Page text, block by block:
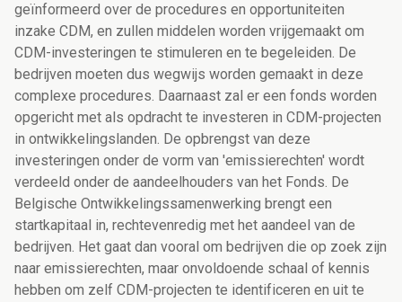
geïnformeerd over de procedures en opportuniteiten
inzake CDM, en zullen middelen worden vrijgemaakt om
CDM-investeringen te stimuleren en te begeleiden. De
bedrijven moeten dus wegwijs worden gemaakt in deze
complexe procedures. Daarnaast zal er een fonds worden
opgericht met als opdracht te investeren in CDM-projecten
in ontwikkelingslanden. De opbrengst van deze
investeringen onder de vorm van 'emissierechten' wordt
verdeeld onder de aandeelhouders van het Fonds. De
Belgische Ontwikkelingssamenwerking brengt een
startkapitaal in, rechtevenredig met het aandeel van de
bedrijven. Het gaat dan vooral om bedrijven die op zoek zijn
naar emissierechten, maar onvoldoende schaal of kennis
hebben om zelf CDM-projecten te identificeren en uit te